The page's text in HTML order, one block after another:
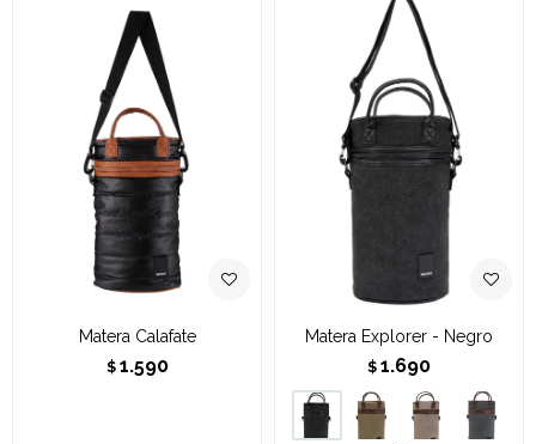
Matera Calafate
$ 1.590
Matera Explorer - Negro
$ 1.690